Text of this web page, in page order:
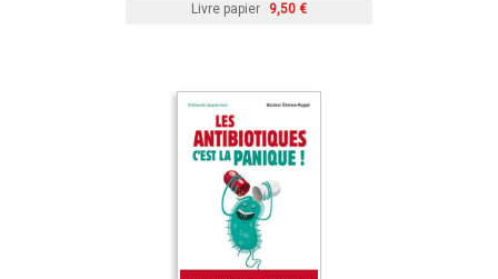
Livre papier 9,50 €